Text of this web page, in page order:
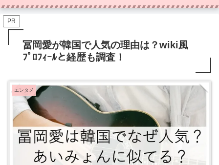
PR
冨岡愛が韓国で人気の理由は？wiki風
ﾌﾟﾛﾌｨｰﾙと経歴も調査！
エンタメ